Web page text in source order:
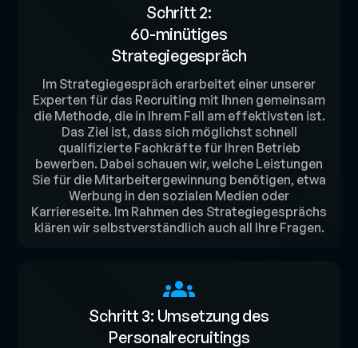
Schritt 2:
60-minütiges
Strategiegespräch
Im Strategiegespräch erarbeitet einer unserer
Experten für das Recruiting mit Ihnen gemeinsam
die Methode, die in Ihrem Fall am effektivsten ist.
Das Ziel ist, dass sich möglichst schnell
qualifizierte Fachkräfte für Ihren Betrieb
bewerben. Dabei schauen wir, welche Leistungen
Sie für die Mitarbeitergewinnung benötigen, etwa
Werbung in den sozialen Medien oder
Karriereseite. Im Rahmen des Strategiegesprächs
klären wir selbstverständlich auch all Ihre Fragen.
Schritt 3: Umsetzung des
Personalrecruitings